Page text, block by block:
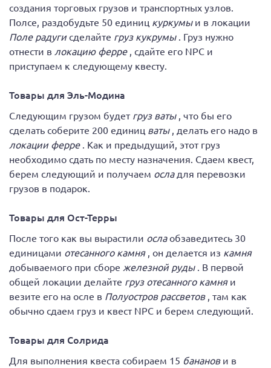
создания торговых грузов и транспортных узлов.
Полсе, раздобудьте 50 единиц куркумы и в локации
Поле радугисделайте груз кукрумы . Груз нужно
отнести в локацию ферре , сдайте его NPC и
приступаем к следующему квесту.
Товары для Эль-Модина
Следующим грузом будет груз ваты , что бы его
сделать соберите 200 единиц ваты , делать его надо в
локации ферре . Как и предыдущий, этот груз
необходимо сдать по месту назначения. Сдаем квест,
берем следующий и получаем осла для перевозки
грузов в подарок.
Товары для Ост-Терры
После того как вы вырастили ослаобзаведитесь 30
единицами отесанного камня , он делается из камня
добываемого при сборе железной руды . В первой
общей локации делайте груз отесанного камня и
везите его на осле в Полуостров рассветов , там как
обычно сдаем груз и квест NPC и берем следующий.
Товары для Солрида
Для выполнения квеста собираем 15 бананов и в